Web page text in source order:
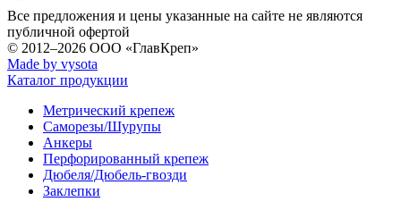
Все предложения и цены указанные на сайте не являются
публичной офертой
© 2012–2026 ООО «ГлавКреп»
Made by vysota
Каталог продукции
Метрический крепеж
Саморезы/Шурупы
Анкеры
Перфорированный крепеж
Дюбеля/Дюбель-гвозди
Заклепки